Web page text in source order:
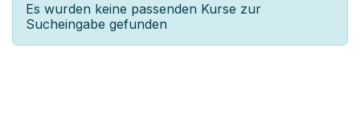
Es wurden keine passenden Kurse zur
Sucheingabe gefunden